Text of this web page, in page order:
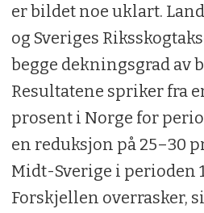
er bildet noe uklart.
og Sveriges
begge dekningsgrad av
Resultatene spriker fra
prosent i Norge for
en reduksjon på 25–30
Midt-Sverige i perioden
Forskjellen overrasker,